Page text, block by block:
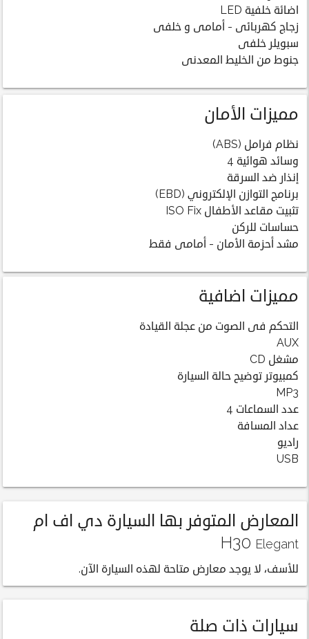
اضائة خلفية LED
زجاج كهربائى - أمامى و خلفى
سبويلر خلفى
جنوط من الخليط المعدنى
مميزات الأمان
نظام فرامل (ABS)
وسائد هوائية 4
إنذار ضد السرقة
برنامج التوازن الإلكتروني (EBD)
تثبيت مقاعد الأطفال ISO Fix
حساسات للركن
مشد أحزمة الأمان - أمامى فقط
مميزات اضافية
التحكم فى الصوت من عجلة القيادة
AUX
مشغل CD
كمبيوتر توضيح حالة السيارة
MP3
عدد السماعات 4
عداد المسافة
راديو
USB
المعارض المتوفر بها السيارة دي اف ام
H30 Elegant
للأسف، لا يوجد معارض متاحة لهذه السيارة الآن.
سيارات ذات صلة